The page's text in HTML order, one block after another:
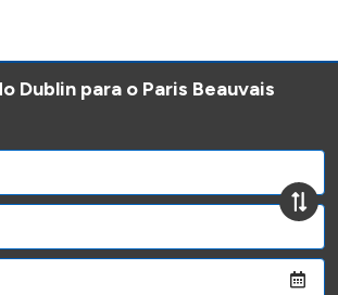
Dublin para o Paris Beauvais